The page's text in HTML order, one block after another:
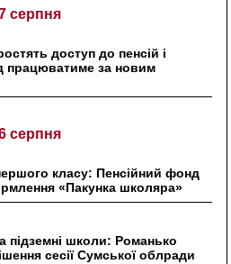
серпня
доступ до пенсій і
працюватиме за новим
серпня
класу: Пенсійний фонд
«Пакунка школяра»
підземні школи: Романько
сесії Сумської облради